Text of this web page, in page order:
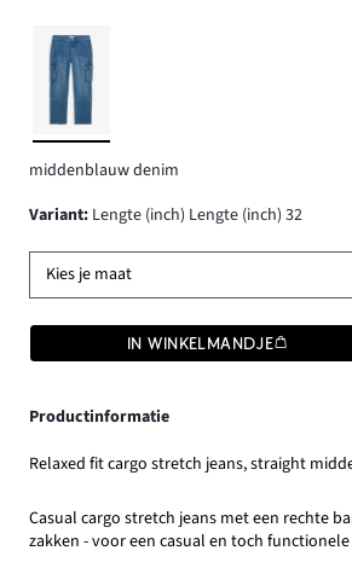
middenblauw denim
Variant: Lengte (inch) Lengte (inch) 32
Kies je maat
IN WINKELMANDJE
Productinformatie
Relaxed fit cargo stretch jeans, straight
Casual cargo stretch jeans met een rechte
zakken - voor een casual en toch